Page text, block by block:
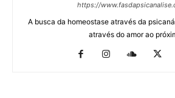
https://
A busca da homeostase através da
através do amor ao